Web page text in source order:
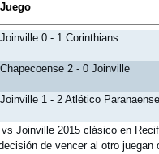
Juego
Joinville 0 - 1 Corinthians
Chapecoense 2 - 0 Joinville
Joinville 1 - 2 Atlético Paranaense
Joinville 2015 clásico en
de vencer al otro juegan